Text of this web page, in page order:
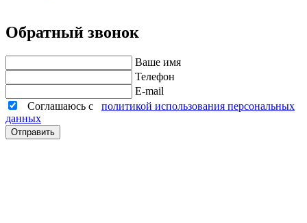
Обратный звонок
Ваше имя
Телефон
E-mail
Соглашаюсь с политикой использования персональных
данных
Отправить